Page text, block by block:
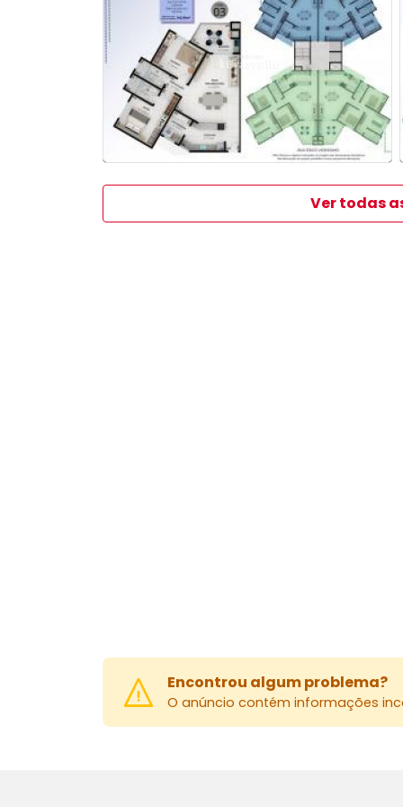
Ver todas
Encontrou algum problema?
O anúncio contém informações